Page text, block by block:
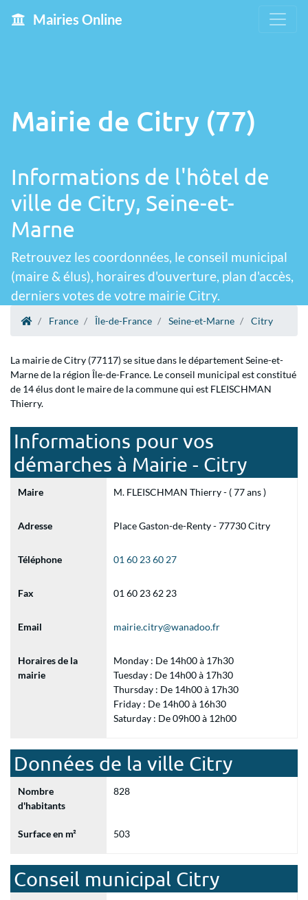
Mairies Online
Mairie de Citry (77)
Informations de l'hôtel de
ville de Citry, Seine-et-
Marne
Retrouvez les coordonnées, le conseil municipal
(maire & élus), horaires d'ouverture, plan d'accès,
derniers votes de votre mairie Citry.
France Île-de-France Seine-et-Marne Citry
La mairie de Citry (77117) se situe dans le département Seine-et-
Marne de la région Île-de-France. Le conseil municipal est constitué
de 14 élus dont le maire de la commune qui est FLEISCHMAN
Thierry.
Informations pour vos
démarches à Mairie - Citry
Maire M. FLEISCHMAN Thierry - ( 77 ans )
Adresse Place Gaston-de-Renty - 77730 Citry
Téléphone 01 60 23 60 27
Fax 01 60 23 62 23
Email mairie.citry@wanadoo.fr
Horaires de la
mairie
Monday : De 14h00 à 17h30
Tuesday : De 14h00 à 17h30
Thursday : De 14h00 à 17h30
Friday : De 14h00 à 16h30
Saturday : De 09h00 à 12h00
Données de la ville Citry
Nombre
d'habitants
828
Surface en m² 503
Conseil municipal Citry